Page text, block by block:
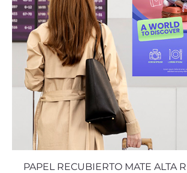
PAPEL RECUBIERTO MATE ALTA